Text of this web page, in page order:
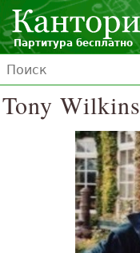
Партитура бесплатно
Tony